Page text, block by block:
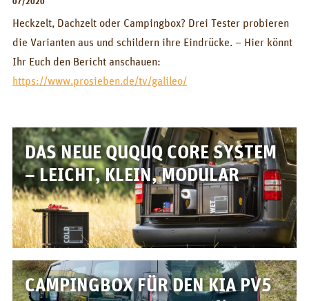
BOX_AUTO
KombiBox
MidiBox
BusBox-4
D-Box
FlatBox
G-Box
GrenBox
Küchenboxen
Heckzelt, Dachzelt oder Campingbox? Drei Tester probieren
die Varianten aus und schildern ihre Eindrücke. – Hier könnt
Ihr Euch den Bericht anschauen:
https://www.prosieben.de/tv/galileo/
DAS NEUE QUQUQ CORE SYSTEM
– LEICHT, KLEIN, MODULAR
CAMPINGBOX FÜR DEN KIA PV5